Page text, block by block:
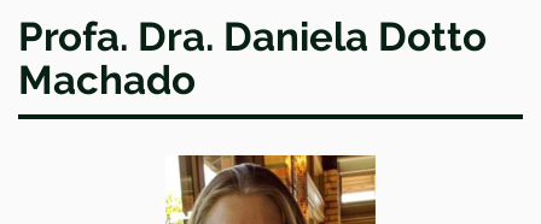
Profa. Dra. Daniela Dotto
Machado